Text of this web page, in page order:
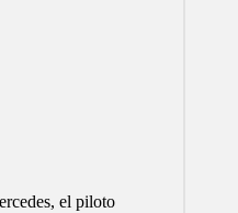
el piloto